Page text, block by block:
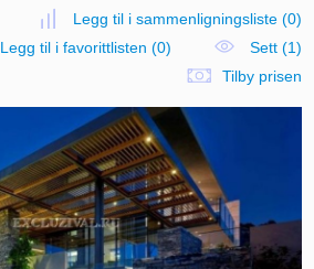
Legg til i sammenligningsliste(0)
Legg til i favorittlisten (0)
Sett (1)
Tilby prisen